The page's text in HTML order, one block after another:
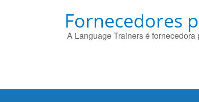
Fornecedores
A Language Trainers é